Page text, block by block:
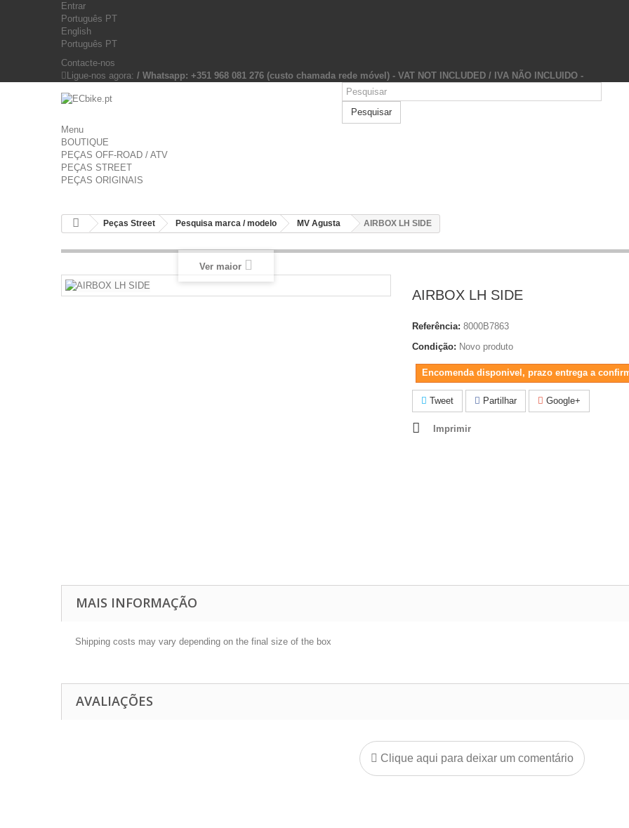
Entrar
Português PT
English
Português PT
Contacte-nos
Ligue-nos agora: / Whatsapp: +351 968 081 276 (custo chamada rede móvel) - VAT NOT INCLUDED / IVA NÃO INCLUIDO -
Pesquisar
Menu
BOUTIQUE
PEÇAS OFF-ROAD / ATV
PEÇAS STREET
PEÇAS ORIGINAIS
Peças Street Pesquisa marca / modelo MV Agusta AIRBOX LH SIDE
Ver maior
AIRBOX LH SIDE
Referência: 8000B7863
Condição: Novo produto
Encomenda disponivel, prazo entrega a
Tweet Partilhar Google+
Imprimir
MAIS INFORMAÇÃO
Shipping costs may vary depending on the final size of the box
AVALIAÇÕES
Clique aqui para deixar um comentário